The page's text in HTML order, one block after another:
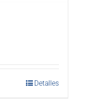
Detalles